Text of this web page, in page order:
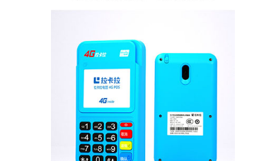
孙女士
收到用了还可以，朋友推荐用的，她之前用了竟
然给提额了，希望我也能提呃，客服还和我说了